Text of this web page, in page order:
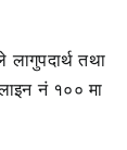
तथा
नं १०० मा